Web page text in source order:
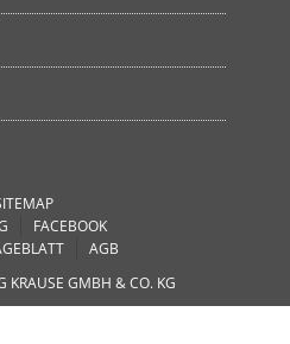
FACEBOOK
AGB
KRAUSE GMBH & CO. KG